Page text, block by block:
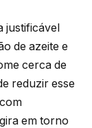
justificável
de azeite e
cerca de
reduzir esse
em torno